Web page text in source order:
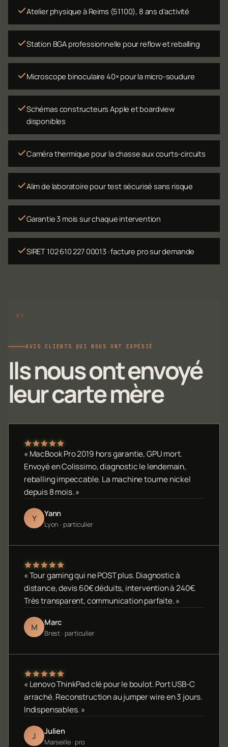
Atelier physique à Reims (51100), 8 ans d'activité
Station BGA professionnelle pour reflow et reballing
Microscope binoculaire 40× pour la micro-soudure
Schémas constructeurs Apple et boardview
disponibles
Caméra thermique pour la chasse aux courts-circuits
Alim de laboratoire pour test sécurisé sans risque
Garantie 3 mois sur chaque intervention
SIRET 102 610 227 00013 · facture pro sur demande
AVIS CLIENTS QUI NOUS ONT EXPÉDIÉ
Ils nous ont envoyé
leur carte mère
« MacBook Pro 2019 hors garantie, GPU mort.
Envoyé en Colissimo, diagnostic le lendemain,
reballing impeccable. La machine tourne nickel
depuis 8 mois. »
Y Yann
Lyon · particulier
« Tour gaming qui ne POST plus. Diagnostic à
distance, devis 60€ déduits, intervention à 240€.
Très transparent, communication parfaite. »
M Marc
Brest · particulier
« Lenovo ThinkPad clé pour le boulot. Port USB-C
arraché. Reconstruction au jumper wire en 3 jours.
Indispensables. »
J Julien
Marseille · pro